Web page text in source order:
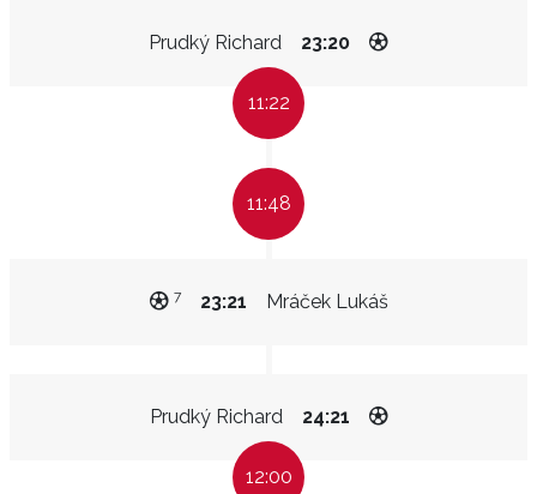
Prudký Richard 23:20
11:22
11:48
Mráček Lukáš
23:21
7
Prudký Richard 24:21
12:00